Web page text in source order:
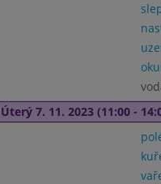
Úterý 7. 11. 2023 (11:00 -